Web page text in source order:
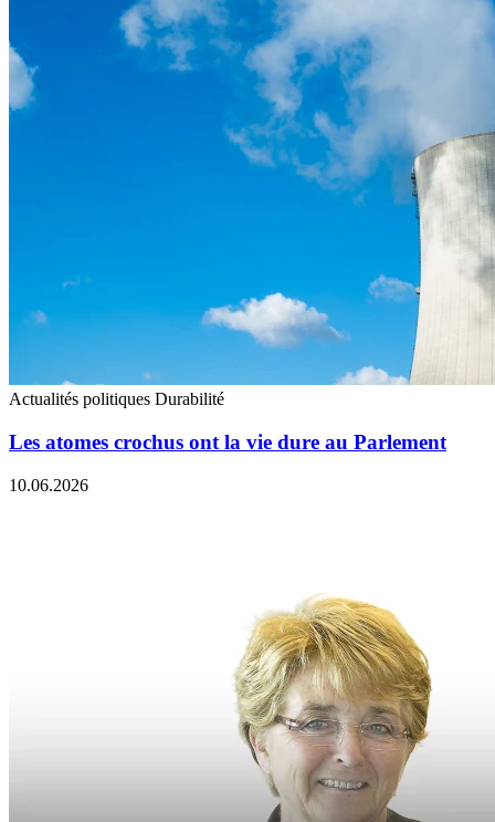
Actualités politiques Durabilité
Les atomes crochus ont la vie dure au Parlement
10.06.2026